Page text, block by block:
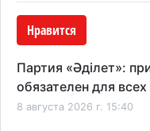
Нравится
Партия «Әділет»:
обязателен для всех
8 августа 2026 г. 15:40